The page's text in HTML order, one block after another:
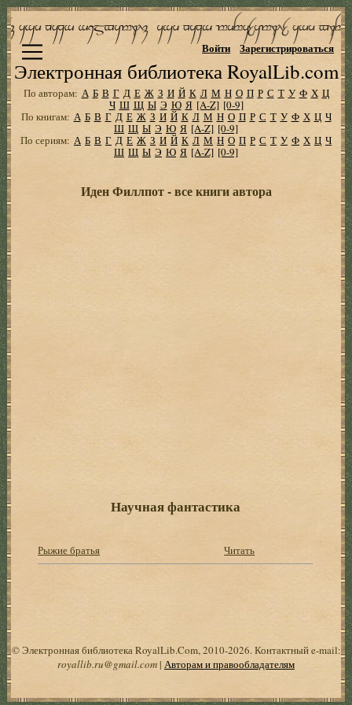
Электронная библиотека RoyalLib.com
Войти Зарегистрироваться
По авторам: А Б В Г Д Е Ж З И Й К Л М Н О П Р С Т У Ф Х Ц
Ч Ш Щ Ы Э Ю Я [A-Z] [0-9]
По книгам: А Б В Г Д Е Ж З И Й К Л М Н О П Р С Т У Ф Х Ц Ч
Ш Щ Ы Э Ю Я [A-Z] [0-9]
По сериям: А Б В Г Д Е Ж З И Й К Л М Н О П Р С Т У Ф Х Ц Ч
Ш Щ Ы Э Ю Я [A-Z] [0-9]
Иден Филлпот - все книги автора
Научная фантастика
Рыжие братья Читать
© Электронная библиотека RoyalLib.Com, 2010-2026. Контактный e-mail:
royallib.ru@gmail.com| Авторам и правообладателям